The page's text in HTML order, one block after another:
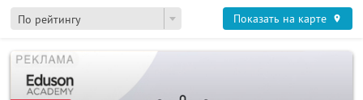
По рейтингу Показать на карте